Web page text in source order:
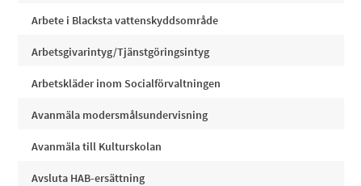
Arbete i Blacksta vattenskyddsområde
Arbetsgivarintyg/Tjänstgöringsintyg
Arbetskläder inom Socialförvaltningen
Avanmäla modersmålsundervisning
Avanmäla till Kulturskolan
Avsluta HAB-ersättning